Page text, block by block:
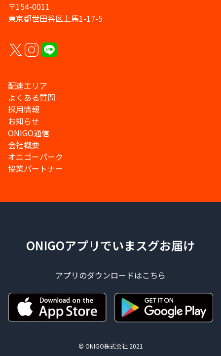
〒154-0011
東京都世田谷区上馬1-17-5
配達エリア
よくある質問
採用情報
お知らせ
ONIGO通信
会社概要
オニゴーパーク
協業パートナー
ONIGOアプリでいまスグお届け
アプリのダウンロードはこちら
© ONIGO株式会社 2021